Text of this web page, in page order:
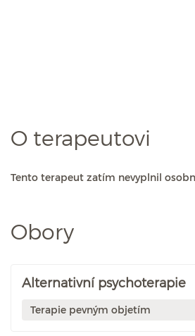
O terapeutovi
Tento terapeut zatím nevyplnil
Obory
Alternativní psychoterapie
Terapie pevným objetím